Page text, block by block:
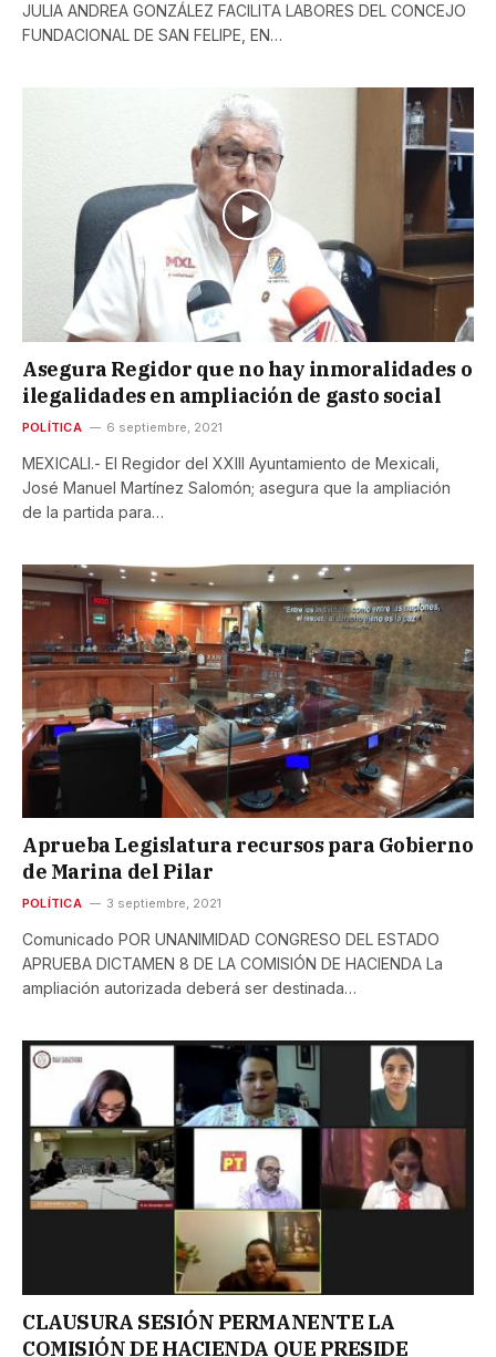
JULIA ANDREA GONZÁLEZ FACILITA LABORES DEL CONCEJO
FUNDACIONAL DE SAN FELIPE, EN…
Asegura Regidor que no hay inmoralidades o
ilegalidades en ampliación de gasto social
POLÍTICA 6 septiembre, 2021
MEXICALI.- El Regidor del XXIII Ayuntamiento de Mexicali,
José Manuel Martínez Salomón; asegura que la ampliación
de la partida para…
Aprueba Legislatura recursos para Gobierno
de Marina del Pilar
POLÍTICA 3 septiembre, 2021
Comunicado POR UNANIMIDAD CONGRESO DEL ESTADO
APRUEBA DICTAMEN 8 DE LA COMISIÓN DE HACIENDA La
ampliación autorizada deberá ser destinada…
CLAUSURA SESIÓN PERMANENTE LA
COMISIÓN DE HACIENDA QUE PRESIDE